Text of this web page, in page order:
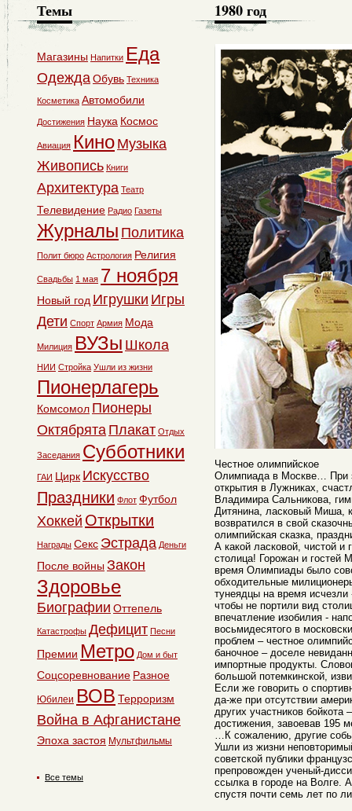
1980 год
Честное олимпийское
Олимпиада в Москве… При
открытия в Лужниках,
Владимира Сальникова,
Дитянина, ласковый Миша,
возвратился в свой
олимпийская сказка,
А какой ласковой, чистой и
столица! Горожан и гостей
время Олимпиады было
обходительные
тунеядцы на время исчезли
чтобы не портили вид
впечатление изобилия -
восьмидесятого в
проблем – честное
баночное – доселе
импортные продукты.
большой потемкинской,
Если же говорить о
да-же при отсутствии
других участников
достижения, завоевав 195
…К сожалению, другие
Ушли из жизни
советской публики
препровожден ученый-
ссылка в городе на Волге.
спустя почти семь лет по
Темы
Магазины Напитки Еда
ОдеждаОбувь Техника
Косметика Автомобили
Достижения Наука Космос
Авиация Кино Музыка
Живопись Книги
Архитектура Театр
Телевидение Радио Газеты
Журналы Политика
Полит бюро Астрология Религия
Свадьбы 1 мая 7 ноября
Новый год Игрушки Игры
Дети Спорт Армия Мода
Милиция ВУЗы Школа
НИИ Стройка Ушли из жизни
Пионерлагерь
Комсомол Пионеры
Октябрята Плакат Отдых
Заседания Субботники
ГАИ Цирк Искусство
Праздники Флот Футбол
Хоккей Открытки
Награды Секс Эстрада Деньги
После войны Закон
Здоровье
Биографии Оттепель
Катастрофы Дефицит Песни
Премии Метро Дом и быт
Соцсоревнование Разное
Юбилеи ВОВ Терроризм
Война в Афганистане
Эпоха застоя Мультфильмы
Все темы